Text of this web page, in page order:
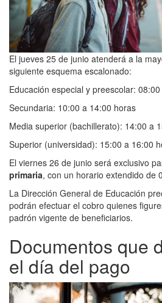
El jueves 25 de junio atenderá a la
siguiente esquema escalonado:
Educación especial y preescolar:
Secundaria: 10:00 a 14:00 horas
Media superior (bachillerato): 14:00 a
Superior (universidad): 15:00 a 16:00
El viernes 26 de junio será exclusivo
primaria, con un horario extendido de
La Dirección General de Educación
podrán efectuar el cobro quienes
padrón vigente de beneficiarios.
Documentos que
el día del pago